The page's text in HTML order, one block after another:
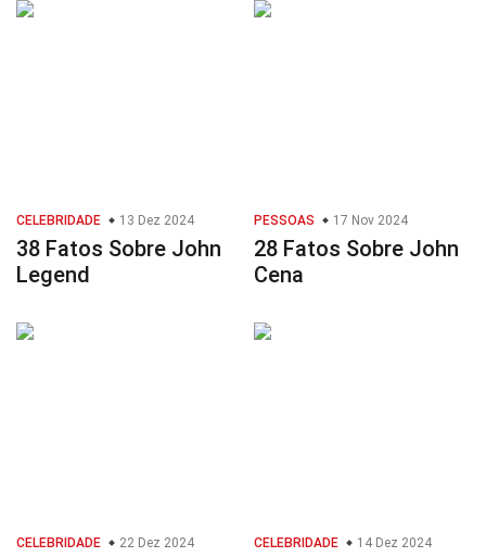
CELEBRIDADE 13 Dez 2024
38 Fatos Sobre John
Legend
PESSOAS 17 Nov 2024
28 Fatos Sobre John
Cena
CELEBRIDADE 22 Dez 2024 CELEBRIDADE 14 Dez 2024